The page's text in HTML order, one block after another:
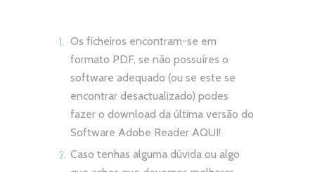
Os ficheiros encontram-se em
formato PDF, se não possuíres o
software adequado (ou se este se
encontrar desactualizado) podes
fazer o download da última versão do
Software Adobe Reader AQUI!
Caso tenhas alguma dúvida ou algo